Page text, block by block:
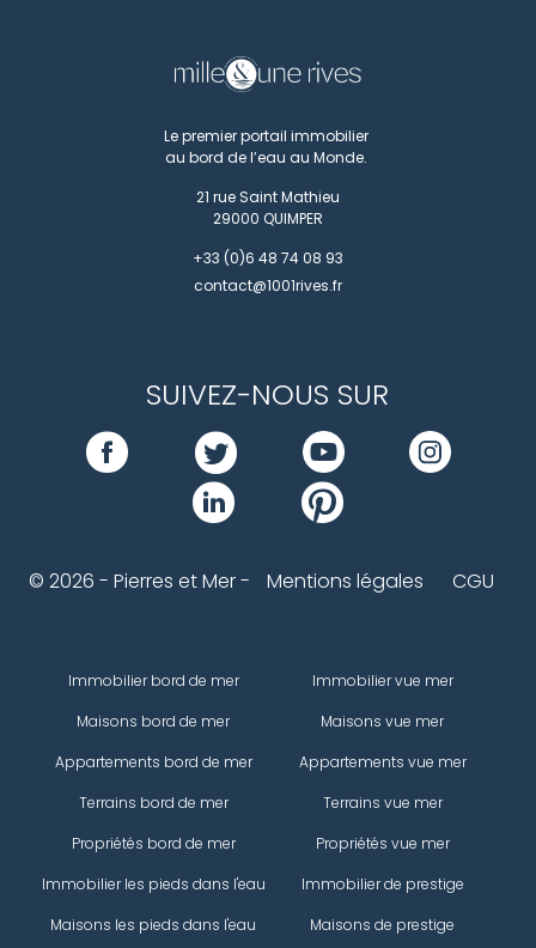
Le premier portail immobilier
au bord de l’eau au Monde.
21 rue Saint Mathieu
29000 QUIMPER
+33 (0)6 48 74 08 93
contact@1001rives.fr
SUIVEZ-NOUS SUR
© 2026 - Pierres et Mer - Mentions légales CGU
Immobilier bord de mer
Maisons bord de mer
Appartements bord de mer
Terrains bord de mer
Propriétés bord de mer
Immobilier vue mer
Maisons vue mer
Appartements vue mer
Terrains vue mer
Propriétés vue mer
Immobilier les pieds dans l'eau
Maisons les pieds dans l'eau
Immobilier de prestige
Maisons de prestige